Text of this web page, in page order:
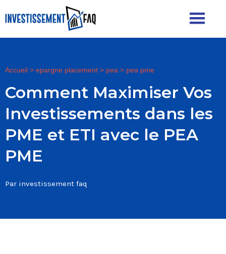
Accueil > epargne placement > pea > pea pme
Comment Maximiser Vos
Investissements dans les
PME et ETI avec le PEA
PME
Par investissement faq